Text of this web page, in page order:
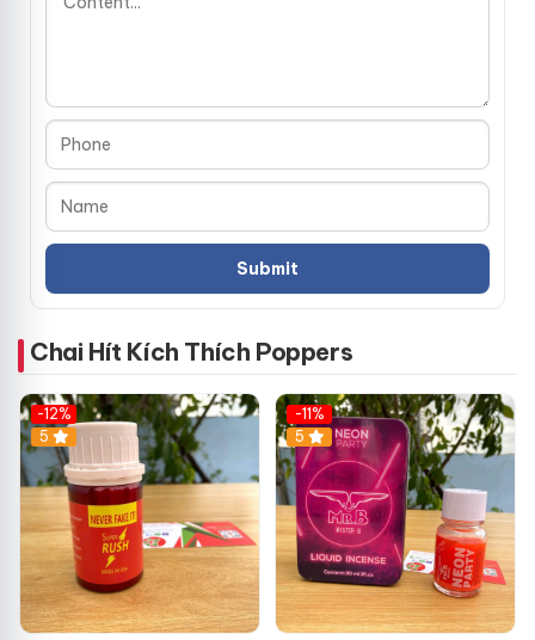
Chai Hít Kích Thích Poppers
-12%
5
-11%
5